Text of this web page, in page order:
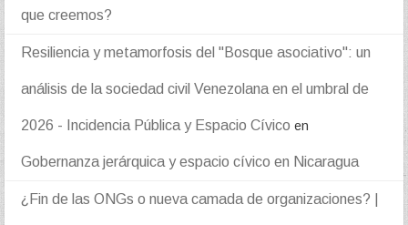
que creemos?
Resiliencia y metamorfosis del "Bosque asociativo": un
análisis de la sociedad civil Venezolana en el umbral de
2026 - Incidencia Pública y Espacio Cívico en
Gobernanza jerárquica y espacio cívico en Nicaragua
¿Fin de las ONGs o nueva camada de organizaciones? |